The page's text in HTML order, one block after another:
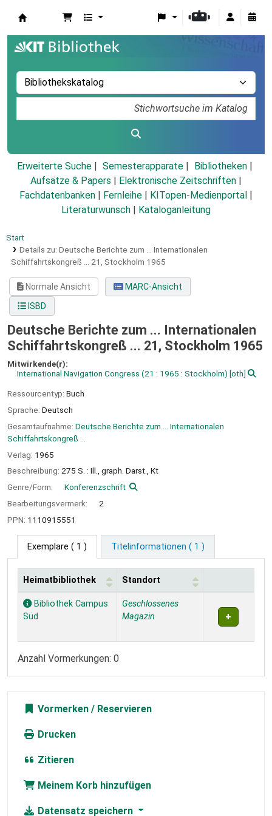
Erweiterte Suche Semesterapparate
Bibliotheken
Aufsätze & Papers
Elektronische Zeitschriften
Fachdatenbanken
Fernleihe KITopen-Medienportal
Literaturwunsch
Kataloganleitung
Start
Details zu: Deutsche Berichte zum ... Internationalen
Schiffahrtskongreß ...
21, Stockholm 1965
Normale Ansicht
MARC-Ansicht
ISBD
Deutsche Berichte zum ... Internationalen
Schiffahrtskongreß ... 21, Stockholm 1965
Mitwirkende(r):
International Navigation Congress (21 : 1965 : Stockholm) [oth]
Ressourcentyp: Buch
Sprache: Deutsch
Gesamtaufnahme: Deutsche Berichte zum ... Internationalen
Schiffahrtskongreß ...
Verlag: 1965
Beschreibung: 275 S. : Ill., graph. Darst., Kt
Genre/Form:
Konferenzschrift
Bearbeitungsvermerk:
2
PPN: 1110915551
Exemplare ( 1 ) Titelinformationen ( 1 )
Exemplare
Heimatbibliothek Standort
Bibliothek Campus
Süd
Geschlossenes
Magazin
Anzahl Vormerkungen: 0
Vormerken
Drucken
Zitieren
Meinem Korb hinzufügen
Datensatz speichern